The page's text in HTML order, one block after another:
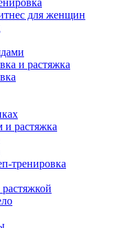
для женщин
и растяжка
и растяжка
тренировка